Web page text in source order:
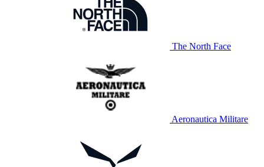
The North Face
Aeronautica Militare